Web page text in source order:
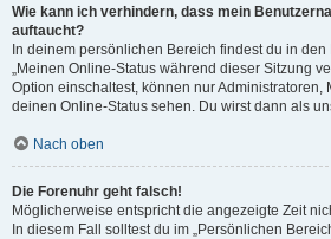
Wie kann ich verhindern, dass mein
auftaucht?
In deinem persönlichen Bereich findest du in
„Meinen Online-Status während dieser Sitzung
Option einschaltest, können nur Administratoren,
deinen Online-Status sehen. Du wirst dann als
Nach oben
Die Forenuhr geht falsch!
Möglicherweise entspricht die angezeigte Zeit
In diesem Fall solltest du im „Persönlichen